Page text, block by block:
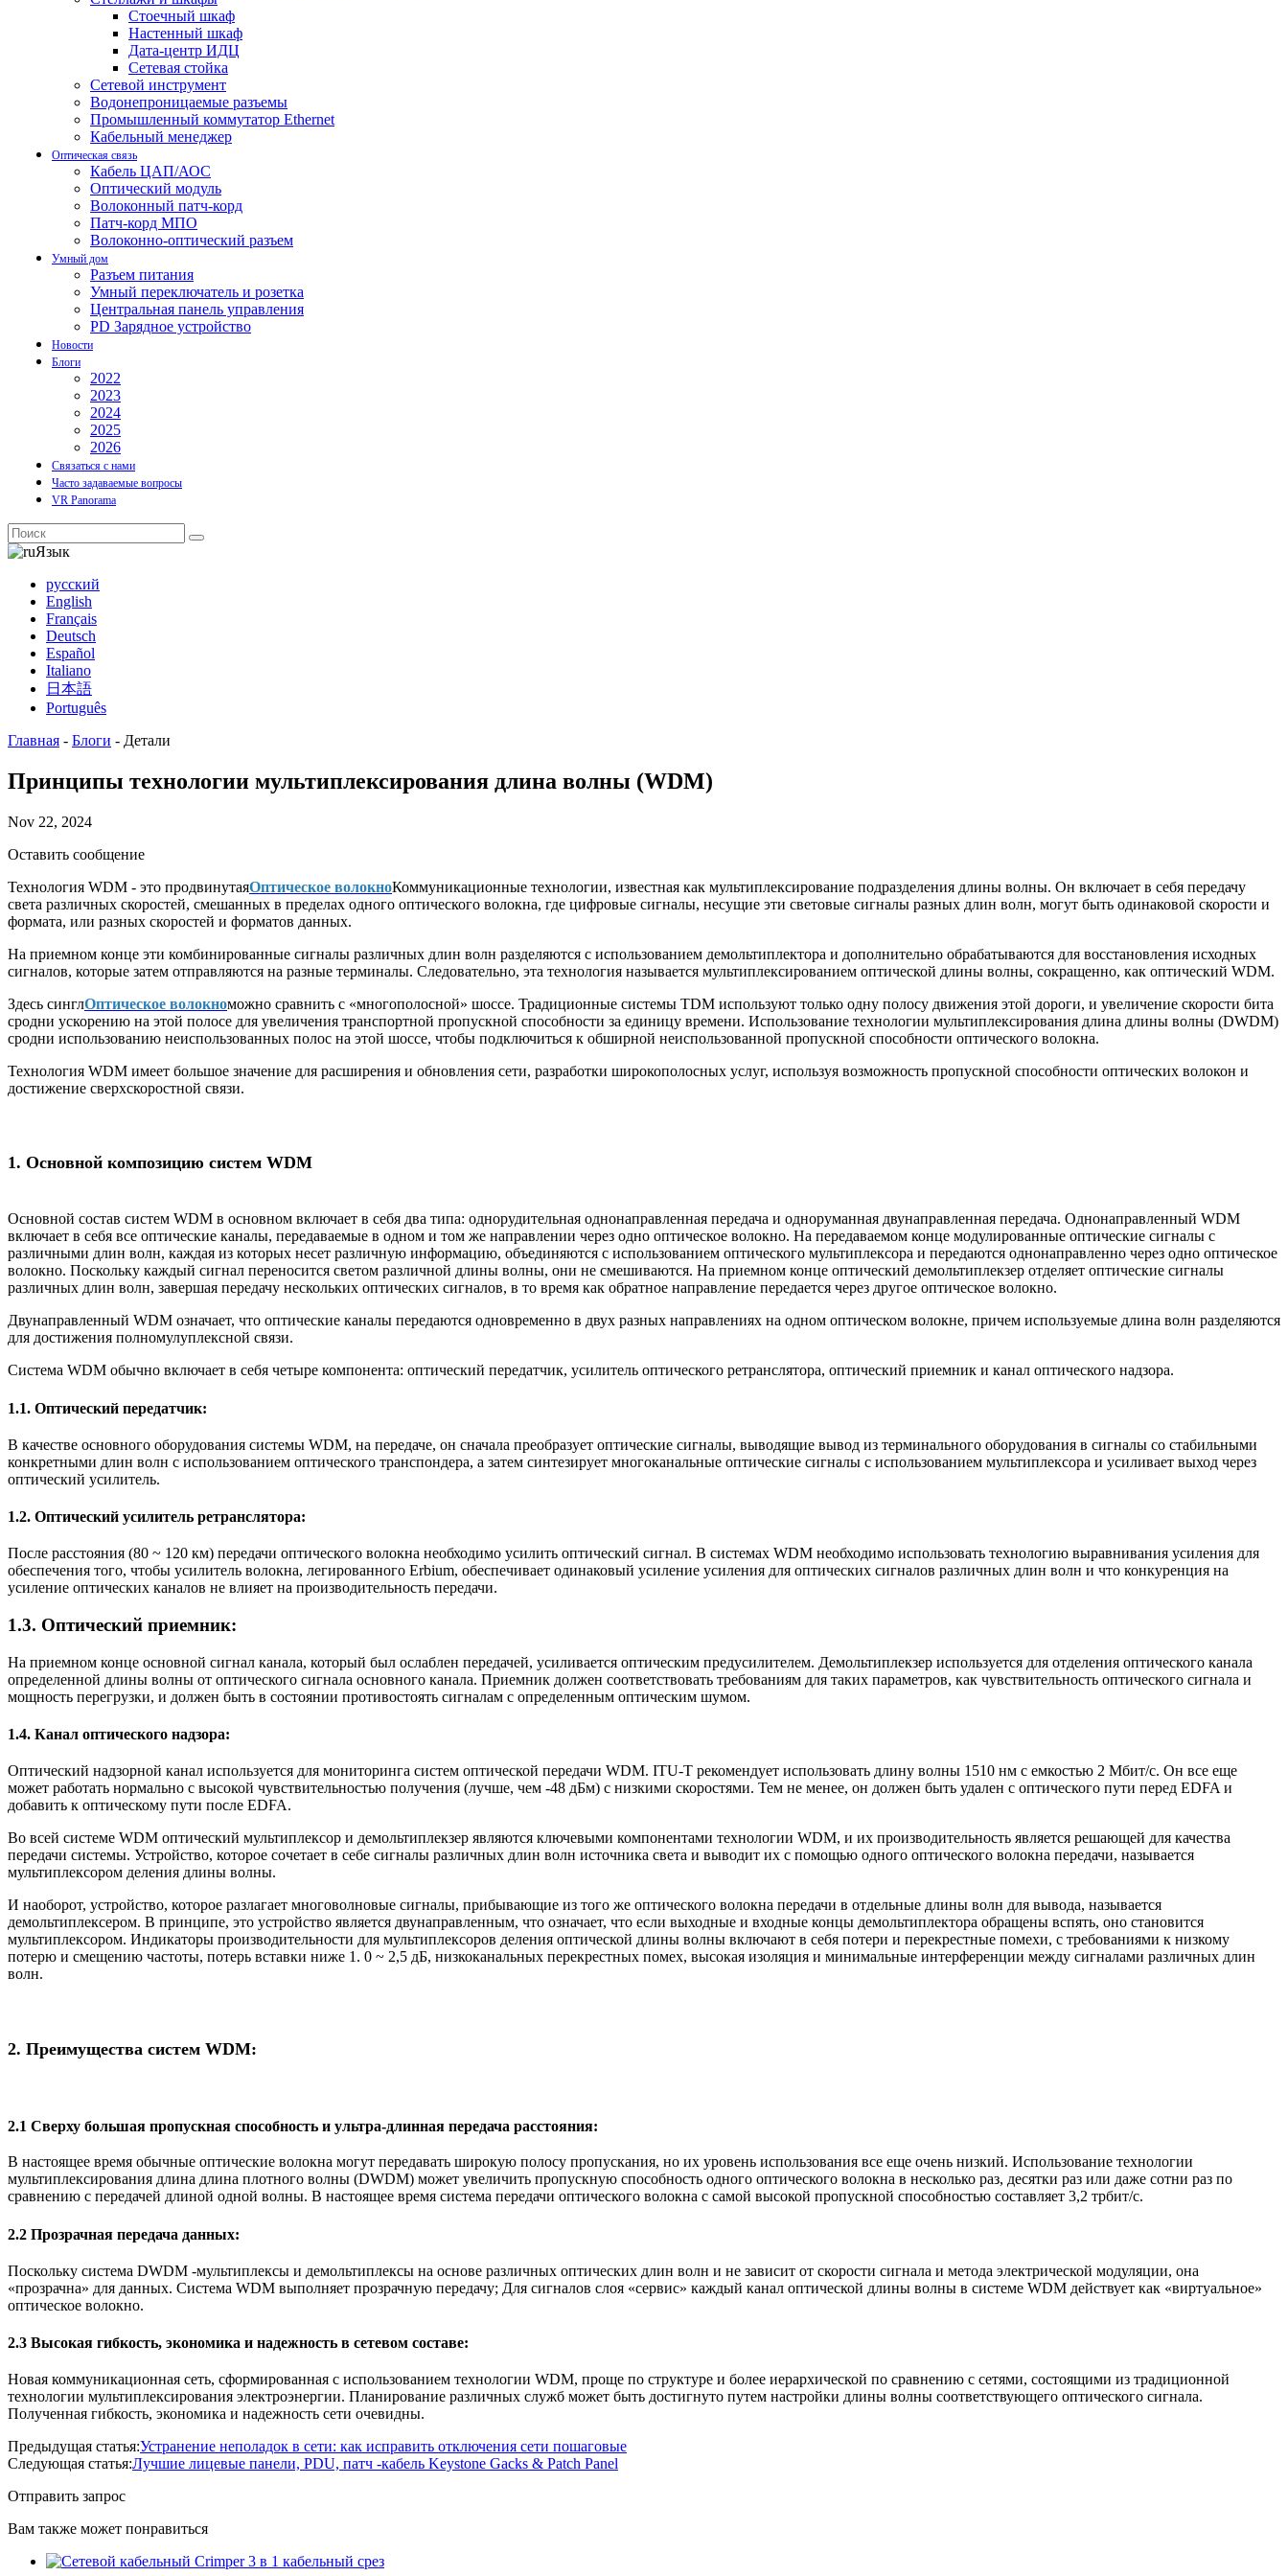
Стоечный шкаф
Настенный шкаф
Дата-центр ИДЦ
Сетевая стойка
Сетевой инструмент
Водонепроницаемые разъемы
Промышленный коммутатор Ethernet
Кабельный менеджер
Оптическая связь
Кабель ЦАП/АОС
Оптический модуль
Волоконный патч-корд
Патч-корд МПО
Волоконно-оптический разъем
Умный дом
Разъем питания
Умный переключатель и розетка
Центральная панель управления
PD Зарядное устройство
Новости
Блоги
2022
2023
2024
2025
2026
Связаться с нами
Часто задаваемые вопросы
VR Panorama
Язык
русский
English
Français
Deutsch
Español
Italiano
日本語
Português
Главная - Блоги - Детали
Принципы технологии мультиплексирования длина волны (WDM)
Nov 22, 2024
Оставить сообщение
Технология WDM - это продвинутаяОптическое волокноКоммуникационные технологии, известная как мультиплексирование подразделения длины волны. Он включает в себя передачу
света различных скоростей, смешанных в пределах одного оптического волокна, где цифровые сигналы, несущие эти световые сигналы разных длин волн, могут быть одинаковой скорости и
формата, или разных скоростей и форматов данных.
На приемном конце эти комбинированные сигналы различных длин волн разделяются с использованием демольтиплектора и дополнительно обрабатываются для восстановления исходных
сигналов, которые затем отправляются на разные терминалы. Следовательно, эта технология называется мультиплексированием оптической длины волны, сокращенно, как оптический WDM.
Здесь синглОптическое волокноможно сравнить с «многополосной» шоссе. Традиционные системы TDM используют только одну полосу движения этой дороги, и увеличение скорости бита
сродни ускорению на этой полосе для увеличения транспортной пропускной способности за единицу времени. Использование технологии мультиплексирования длина длины волны (DWDM)
сродни использованию неиспользованных полос на этой шоссе, чтобы подключиться к обширной неиспользованной пропускной способности оптического волокна.
Технология WDM имеет большое значение для расширения и обновления сети, разработки широкополосных услуг, используя возможность пропускной способности оптических волокон и
достижение сверхскоростной связи.
1. Основной композицию систем WDM
Основной состав систем WDM в основном включает в себя два типа: однорудительная однонаправленная передача и одноруманная двунаправленная передача. Однонаправленный WDM
включает в себя все оптические каналы, передаваемые в одном и том же направлении через одно оптическое волокно. На передаваемом конце модулированные оптические сигналы с
различными длин волн, каждая из которых несет различную информацию, объединяются с использованием оптического мультиплексора и передаются однонаправленно через одно оптическое
волокно. Поскольку каждый сигнал переносится светом различной длины волны, они не смешиваются. На приемном конце оптический демольтиплекзер отделяет оптические сигналы
различных длин волн, завершая передачу нескольких оптических сигналов, в то время как обратное направление передается через другое оптическое волокно.
Двунаправленный WDM означает, что оптические каналы передаются одновременно в двух разных направлениях на одном оптическом волокне, причем используемые длина волн разделяются
для достижения полномулуплексной связи.
Система WDM обычно включает в себя четыре компонента: оптический передатчик, усилитель оптического ретранслятора, оптический приемник и канал оптического надзора.
1.1. Оптический передатчик:
В качестве основного оборудования системы WDM, на передаче, он сначала преобразует оптические сигналы, выводящие вывод из терминального оборудования в сигналы со стабильными
конкретными длин волн с использованием оптического транспондера, а затем синтезирует многоканальные оптические сигналы с использованием мультиплексора и усиливает выход через
оптический усилитель.
1.2. Оптический усилитель ретранслятора:
После расстояния (80 ~ 120 км) передачи оптического волокна необходимо усилить оптический сигнал. В системах WDM необходимо использовать технологию выравнивания усиления для
обеспечения того, чтобы усилитель волокна, легированного Erbium, обеспечивает одинаковый усиление усиления для оптических сигналов различных длин волн и что конкуренция на
усиление оптических каналов не влияет на производительность передачи.
1.3. Оптический приемник:
На приемном конце основной сигнал канала, который был ослаблен передачей, усиливается оптическим предусилителем. Демольтиплекзер используется для отделения оптического канала
определенной длины волны от оптического сигнала основного канала. Приемник должен соответствовать требованиям для таких параметров, как чувствительность оптического сигнала и
мощность перегрузки, и должен быть в состоянии противостоять сигналам с определенным оптическим шумом.
1.4. Канал оптического надзора:
Оптический надзорной канал используется для мониторинга систем оптической передачи WDM. ITU-T рекомендует использовать длину волны 1510 нм с емкостью 2 Мбит/с. Он все еще
может работать нормально с высокой чувствительностью получения (лучше, чем -48 дБм) с низкими скоростями. Тем не менее, он должен быть удален с оптического пути перед EDFA и
добавить к оптическому пути после EDFA.
Во всей системе WDM оптический мультиплексор и демольтиплекзер являются ключевыми компонентами технологии WDM, и их производительность является решающей для качества
передачи системы. Устройство, которое сочетает в себе сигналы различных длин волн источника света и выводит их с помощью одного оптического волокна передачи, называется
мультиплексором деления длины волны.
И наоборот, устройство, которое разлагает многоволновые сигналы, прибывающие из того же оптического волокна передачи в отдельные длины волн для вывода, называется
демольтиплексером. В принципе, это устройство является двунаправленным, что означает, что если выходные и входные концы демольтиплектора обращены вспять, оно становится
мультиплексором. Индикаторы производительности для мультиплексоров деления оптической длины волны включают в себя потери и перекрестные помехи, с требованиями к низкому
потерю и смещению частоты, потерь вставки ниже 1. 0 ~ 2,5 дБ, низкоканальных перекрестных помех, высокая изоляция и минимальные интерференции между сигналами различных длин
волн.
2. Преимущества систем WDM:
2.1 Сверху большая пропускная способность и ультра-длинная передача расстояния:
В настоящее время обычные оптические волокна могут передавать широкую полосу пропускания, но их уровень использования все еще очень низкий. Использование технологии
мультиплексирования длина длина плотного волны (DWDM) может увеличить пропускную способность одного оптического волокна в несколько раз, десятки раз или даже сотни раз по
сравнению с передачей длиной одной волны. В настоящее время система передачи оптического волокна с самой высокой пропускной способностью составляет 3,2 трбит/с.
2.2 Прозрачная передача данных:
Поскольку система DWDM -мультиплексы и демольтиплексы на основе различных оптических длин волн и не зависит от скорости сигнала и метода электрической модуляции, она
«прозрачна» для данных. Система WDM выполняет прозрачную передачу; Для сигналов слоя «сервис» каждый канал оптической длины волны в системе WDM действует как «виртуальное»
оптическое волокно.
2.3 Высокая гибкость, экономика и надежность в сетевом составе:
Новая коммуникационная сеть, сформированная с использованием технологии WDM, проще по структуре и более иерархической по сравнению с сетями, состоящими из традиционной
технологии мультиплексирования электроэнергии. Планирование различных служб может быть достигнуто путем настройки длины волны соответствующего оптического сигнала.
Полученная гибкость, экономика и надежность сети очевидны.
Предыдущая статья:Устранение неполадок в сети: как исправить отключения сети пошаговые
Следующая статья:Лучшие лицевые панели, PDU, патч -кабель Keystone Gacks & Patch Panel
Отправить запрос
Вам также может понравиться